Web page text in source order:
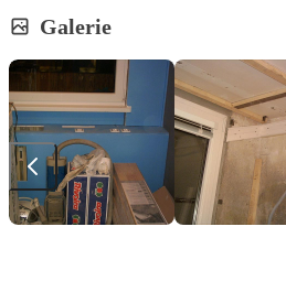
Galerie